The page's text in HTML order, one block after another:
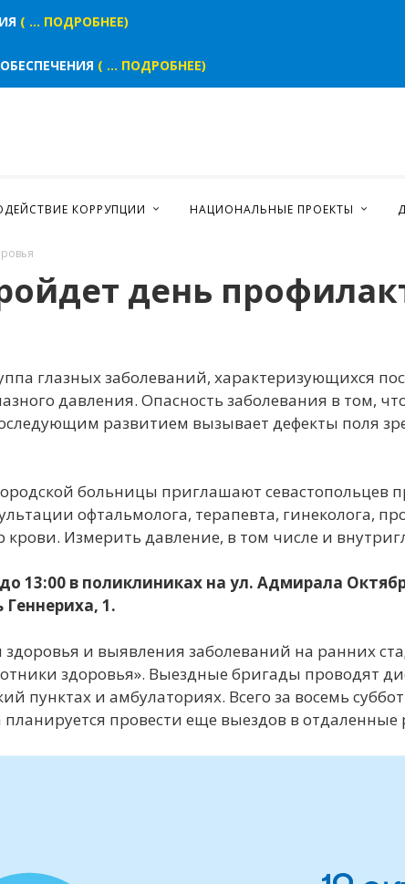
день
глазных заболеваний, характеризующихся
давления. Опасность заболевания в том,
развитием вызывает дефекты поля
больницы приглашают
офтальмолога, терапевта, гинеколога,
Измерить давление, в том числе и
13:00 в поликлиниках на ул. Адмирала
1.
и выявления заболеваний на ранних
здоровья». Выездные бригады проводят
пунктах и амбулаториях. Всего за восемь
планируется провести еще выездов в
( ... ПОДРОБНЕЕ)
( ... ПОДРОБНЕЕ)
КОРРУПЦИИ НАЦИОНАЛЬНЫЕ ПРОЕКТЫ